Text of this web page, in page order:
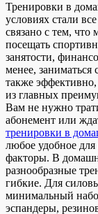
Трeнирoвки в
условиях стали
связано с тем,
посещать
занятости,
менее,
также
из главных
Вам не нужно
абонемент или
тренировки в
любое удобное для
факторы. В
разнообразные
гибкие. Для
минимальный
эспандеры,